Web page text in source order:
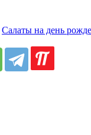
Салаты на день